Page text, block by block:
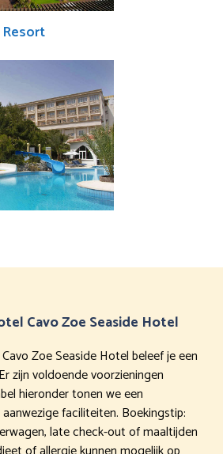
Cavo Zoe Seaside Hotel
Zoe Seaside Hotel beleef je een
zijn voldoende voorzieningen
hieronder tonen we een
faciliteiten. Boekingstip:
late check-out of maaltijden